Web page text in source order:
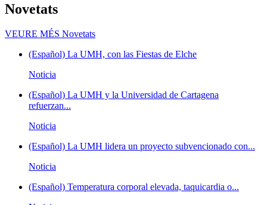
Novetats
VEURE MÉS Novetats
(Español) La UMH, con las Fiestas de Elche
Noticia
(Español) La UMH y la Universidad de Cartagena
refuerzan...
Noticia
(Español) La UMH lidera un proyecto subvencionado con...
Noticia
(Español) Temperatura corporal elevada, taquicardia o...